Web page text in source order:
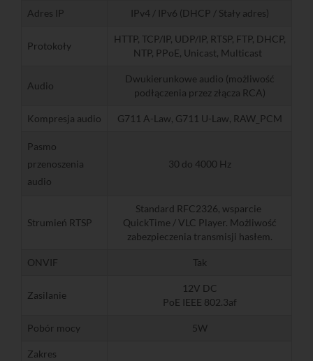
Adres IP IPv4 / IPv6 (DHCP / Stały adres)
Protokoły
HTTP, TCP/IP, UDP/IP, RTSP, FTP, DHCP,
NTP, PPoE, Unicast, Multicast
Audio
Dwukierunkowe audio (możliwość
podłączenia przez złącza RCA)
Kompresja audio G711 A-Law, G711 U-Law, RAW_PCM
Pasmo
przenoszenia
audio
30 do 4000 Hz
Strumień RTSP
Standard RFC2326, wsparcie
QuickTime / VLC Player. Możliwość
zabezpieczenia transmisji hasłem.
ONVIF Tak
Zasilanie
12V DC
PoE IEEE 802.3af
Pobór mocy 5W
Zakres